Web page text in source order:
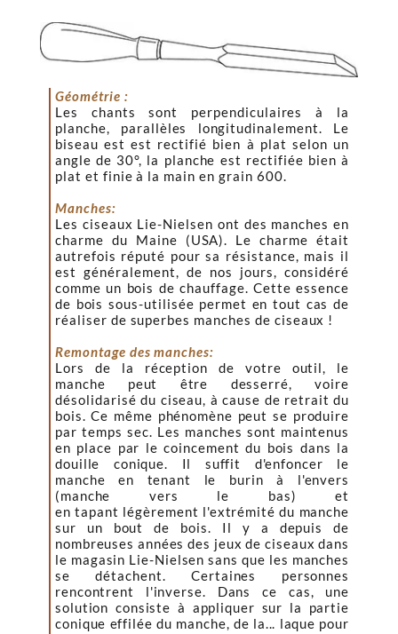
Géométrie :
Les chants sont perpendiculaires à la
planche, parallèles longitudinalement. Le
biseau est est rectifié bien à plat selon un
angle de 30°, la planche est rectifiée bien à
plat et finie à la main en grain 600.
Manches:
Les ciseaux Lie-Nielsen ont des manches en
charme du Maine (USA). Le charme était
autrefois réputé pour sa résistance, mais il
est généralement, de nos jours, considéré
comme un bois de chauffage. Cette essence
de bois sous-utilisée permet en tout cas de
réaliser de superbes manches de ciseaux !
Remontage des manches:
Lors de la réception de votre outil, le
manche peut être desserré, voire
désolidarisé du ciseau, à cause de retrait du
bois. Ce même phénomène peut se produire
par temps sec. Les manches sont maintenus
en place par le coincement du bois dans la
douille conique. Il suffit d'enfoncer le
manche en tenant le burin à l'envers
(manche vers le bas) et
entapant légèrement l'extrémité du manche
sur un bout de bois. Il y a depuis de
nombreuses années des jeux de ciseaux dans
le magasin Lie-Nielsen sans que les manches
se détachent. Certaines personnes
rencontrent l'inverse. Dans ce cas, une
solution consiste à appliquer sur la partie
conique effilée du manche, de la... laque pour